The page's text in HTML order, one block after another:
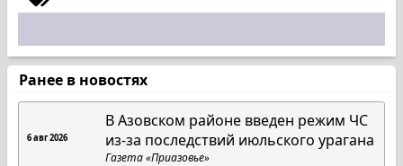
Ранее в новостях
6 авг 2026
В Азовском районе введен режим ЧС
из-за последствий июльского урагана
Газета «Приазовье»